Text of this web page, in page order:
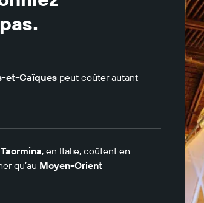
et-Caïques peut coûter autant
Taormina, en Italie, coûtent en
qu’au Moyen-Orient